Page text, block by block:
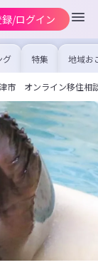
/ログイン
グ 特集 地域お
の求
を集め
事内容
を比較
合った
けよう
市 オンライン移住相